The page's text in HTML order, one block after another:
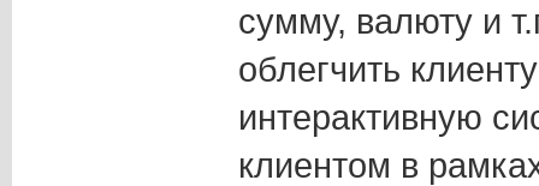
сумму, валюту и
облегчить
интерактивную
клиентом в